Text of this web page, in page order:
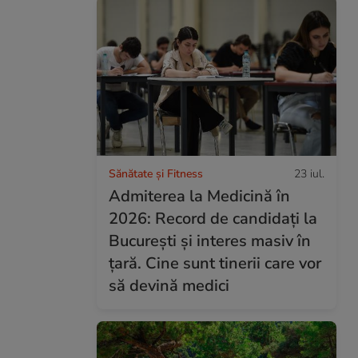
Sănătate și Fitness 23 iul.
Admiterea la Medicină în
2026: Record de candidați la
București și interes masiv în
țară. Cine sunt tinerii care vor
să devină medici